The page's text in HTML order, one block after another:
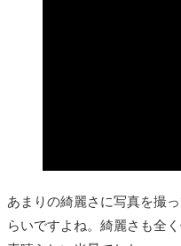
あまりの綺麗さに写真を撮
らいですよね。綺麗さも全